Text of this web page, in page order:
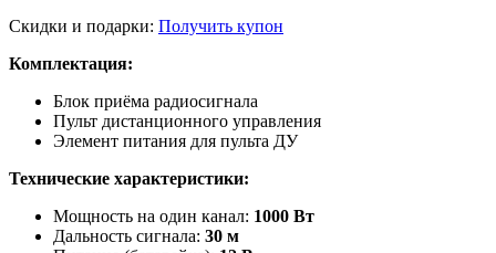
Скидки и подарки: Получить купон
Комплектация:
Блок приёма радиосигнала
Пульт дистанционного управления
Элемент питания для пульта ДУ
Технические характеристики:
Мощность на один канал: 1000 Вт
Дальность сигнала: 30 м